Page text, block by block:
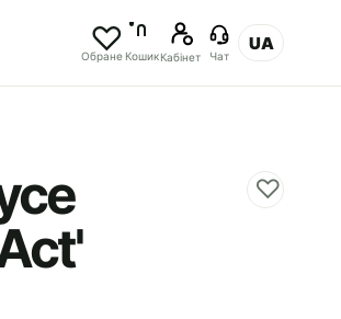
Обране Кошик Кабінет Чат
UA
♡